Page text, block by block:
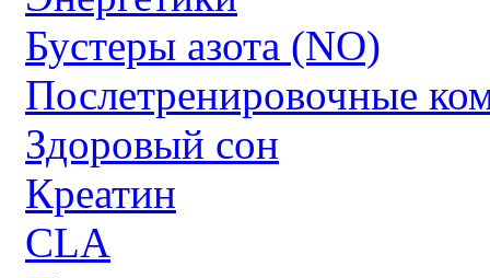
Бустеры азота (NO)
Послетренировочные
Здоровый сон
Креатин
CLA